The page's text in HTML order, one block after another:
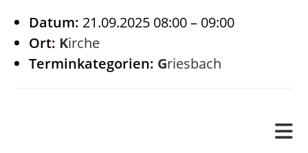
Datum: 21.09.2025 08:00– 09:00
Ort:
Kirche
Terminkategorien:
Griesbach